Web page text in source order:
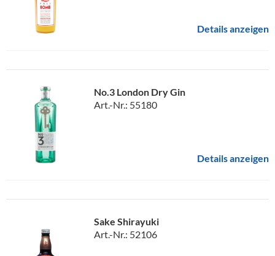
Details anzeigen
No.3 London Dry Gin
Art.-Nr.: 55180
Details anzeigen
Sake Shirayuki
Art.-Nr.: 52106